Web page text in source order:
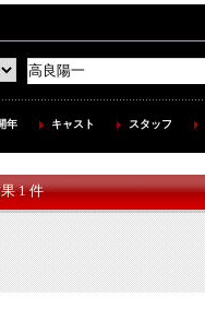
年 キャスト スタッフ
1 件